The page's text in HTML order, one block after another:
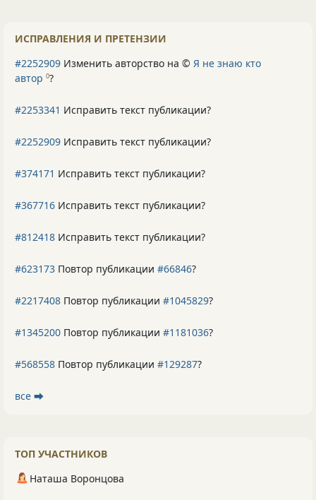
ИСПРАВЛЕНИЯ И ПРЕТЕНЗИИ
#2252909 Изменить авторство на © Я не знаю кто
автор 0?
#2253341 Исправить текст публикации?
#2252909 Исправить текст публикации?
#374171 Исправить текст публикации?
#367716 Исправить текст публикации?
#812418 Исправить текст публикации?
#623173 Повтор публикации #66846?
#2217408 Повтор публикации #1045829?
#1345200 Повтор публикации #1181036?
#568558 Повтор публикации #129287?
все ⮕
ТОП УЧАСТНИКОВ
Наташа Воронцова